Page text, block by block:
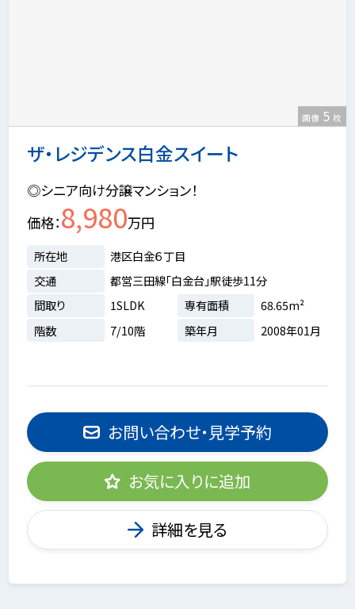
ザ・レジデンス白金スイート
画像 5 枚
◎シニア向け分譲マンション！
価格 8,980万円
所在地
港区白金６丁目
交通
都営三田線「白金台」駅徒歩11分
間取り
1SLDK 専有面積
68.65m²
階数
7/10階 築年月 2008年01月
お問い合わせ・見学予約
お気に入りに追加
詳細を見る